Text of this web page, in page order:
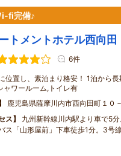
fi完備♪
トメントホテル西向田
6件
位置し、素泊まり格安！ 1泊から
ャワールーム,トイレ有
鹿児島県薩摩川内市西向田町１０
ス
九州新幹線川内駅より車で5
ス「山形屋前」下車徒歩1分。3号線